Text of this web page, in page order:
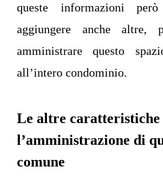
queste informazioni
aggiungere anche altre,
amministrare questo
all’intero condominio.
Le altre caratteristiche
l’amministrazione di
comune